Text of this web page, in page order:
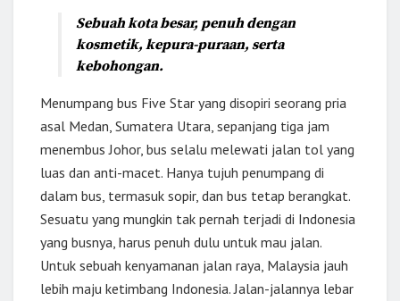
Sebuah kota besar, penuh dengan
kosmetik, kepura-puraan, serta
kebohongan.
Menumpang bus Five Star yang disopiri seorang pria
asal Medan, Sumatera Utara, sepanjang tiga jam
menembus Johor, bus selalu melewati jalan tol yang
luas dan anti-macet. Hanya tujuh penumpang di
dalam bus, termasuk sopir, dan bus tetap berangkat.
Sesuatu yang mungkin tak pernah terjadi di Indonesia
yang busnya, harus penuh dulu untuk mau jalan.
Untuk sebuah kenyamanan jalan raya, Malaysia jauh
lebih maju ketimbang Indonesia. Jalan-jalannya lebar